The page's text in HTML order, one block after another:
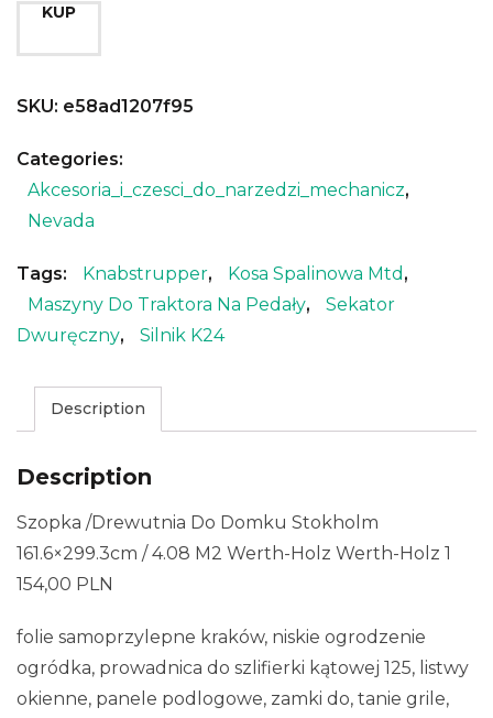
KUP
SKU: e58ad1207f95
Categories:
Akcesoria_i_czesci_do_narzedzi_mechanicz,
Nevada
Tags: Knabstrupper, Kosa Spalinowa Mtd ,
Maszyny Do Traktora Na Pedały,
Sekator
Dwuręczny, Silnik K24
Description
Description
Szopka /Drewutnia Do Domku Stokholm
161.6×299.3cm / 4.08 M2 Werth-Holz Werth-Holz 1
154,00 PLN
folie samoprzylepne kraków, niskie ogrodzenie
ogródka, prowadnica do szlifierki kątowej 125, listwy
okienne, panele podlogowe, zamki do, tanie grile,